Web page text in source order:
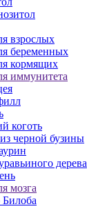
взрослых
беременных
кормящих
иммунитета
коготь
черной бузины
дерева
мозга